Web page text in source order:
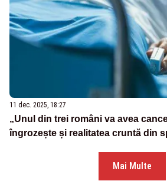
11 dec. 2025, 18:27
„Unul din trei români va avea
îngrozește și realitatea cruntă din
Mai Multe